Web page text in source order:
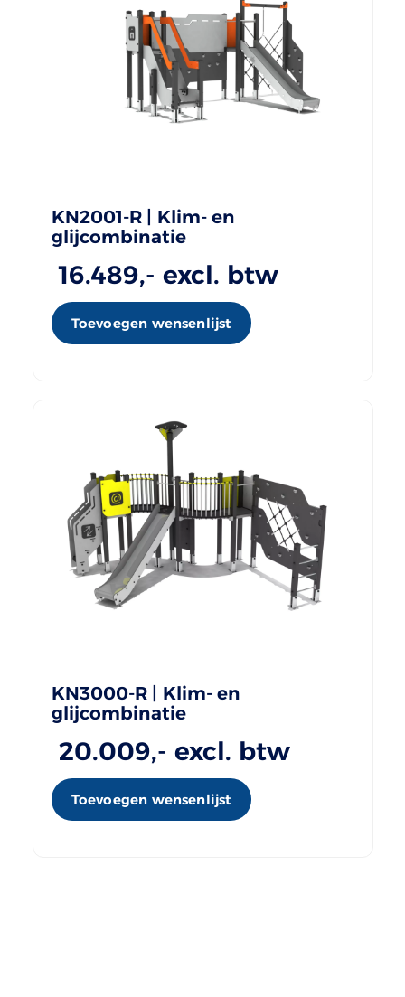
KN2001-R | Klim- en
glijcombinatie
16.489,- excl. btw
Toevoegen wensenlijst
KN3000-R | Klim- en
glijcombinatie
20.009,- excl. btw
Toevoegen wensenlijst